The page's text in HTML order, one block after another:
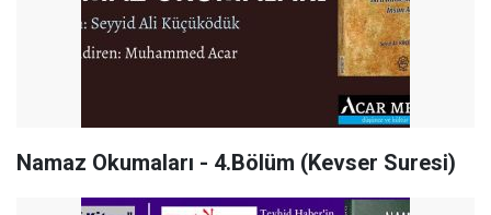
Namaz Okumaları - 4.Bölüm (Kevser Suresi)